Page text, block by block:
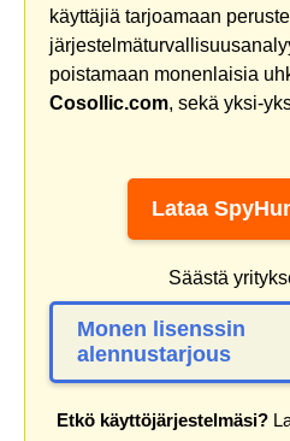
käyttäjiä tarjoamaan
poistamaan monenlaisia
Cosollic.com, sekä yksi-
Lataa
Säästä
Monen lisenssin
alennustarjous
Etkö käyttöjärjestelmäsi?